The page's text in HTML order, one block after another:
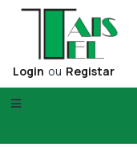
Login ou Registar